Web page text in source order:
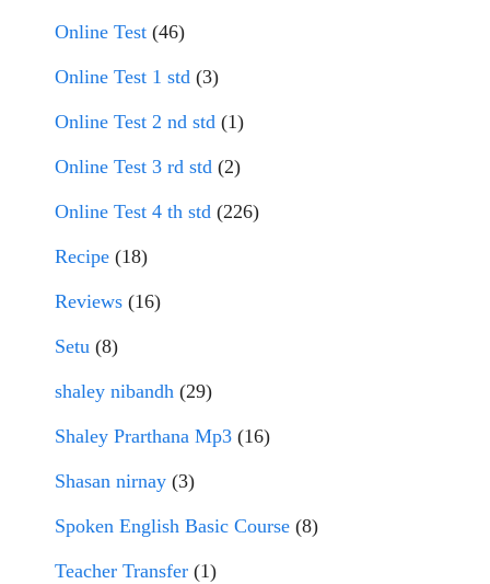
Online Test (46)
Online Test 1 std (3)
Online Test 2 nd std (1)
Online Test 3 rd std (2)
Online Test 4 th std (226)
Recipe (18)
Reviews (16)
Setu (8)
shaley nibandh (29)
Shaley Prarthana Mp3 (16)
Shasan nirnay (3)
Spoken English Basic Course (8)
Teacher Transfer (1)